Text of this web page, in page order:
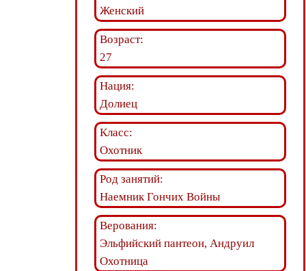
Женский
Возраст:
27
Нация:
Долиец
Класс:
Охотник
Род занятий:
Наемник Гончих Войны
Верования:
Эльфийский пантеон, Андруил
Охотница